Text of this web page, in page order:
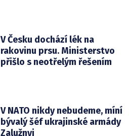
V Česku dochází lék na
rakovinu prsu. Ministerstvo
přišlo s neotřelým řešením
V NATO nikdy nebudeme, míní
bývalý šéf ukrajinské armády
Zalužnyj